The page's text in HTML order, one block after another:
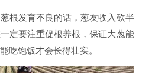
根发育不良的话，葱友收入砍半
定要注重促根养根，保证大葱能
吃饱饭才会长得壮实。